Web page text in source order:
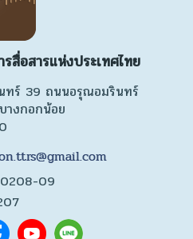
สื่อสารแห่งประเทศไทย
ทร์ 39 ถนนอรุณอมรินทร์
างกอกน้อย
09